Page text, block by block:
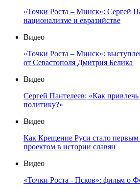
«Точки Роста – Минск»: Сергей
национализме и евразийстве
Видео
«Точки Роста – Минск»:
от Севастополя Дмитрия Белика
Видео
Сергей Пантелеев: «Как
политику?»
Видео
Как Крещение Руси стало
проектом в истории славян
Видео
«Точки Роста - Псков»: фильм о